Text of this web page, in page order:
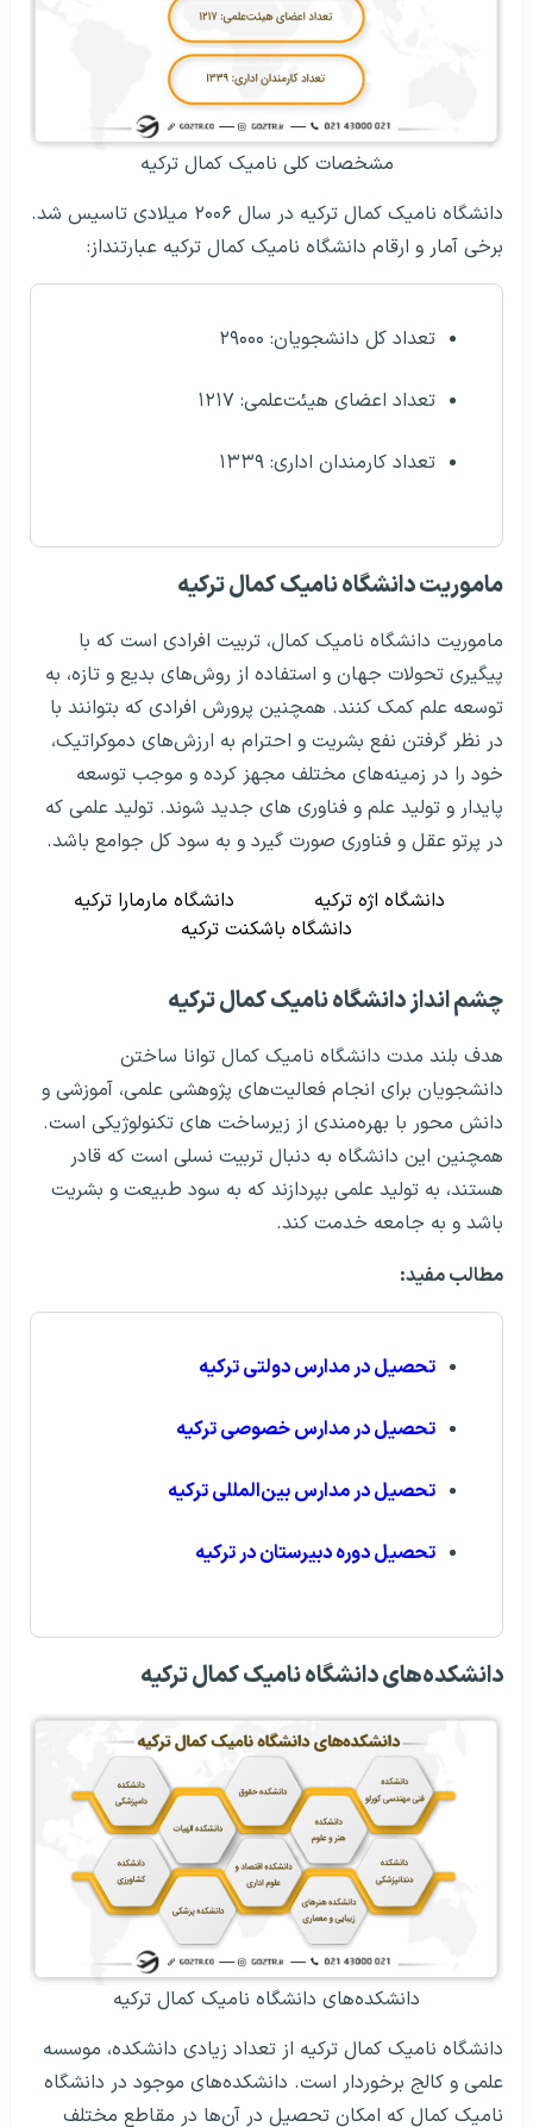
مشخصات کلی نامیک کمال ترکیه
دانشگاه نامیک کمال ترکیه در سال ۲۰۰۶ میلادی تاسیس شد.
برخی آمار و ارقام دانشگاه نامیک کمال ترکیه عبارتنداز:
تعداد کل دانشجویان: ۲۹۰۰۰
تعداد اعضای هیئت‌علمی: ۱۲۱۷
تعداد کارمندان اداری: ۱۳۳۹
ماموریت دانشگاه نامیک کمال‌ ترکیه
ماموریت دانشگاه نامیک کمال، تربیت افرادی است که با
پیگیری تحولات جهان و استفاده از روش‌های بدیع و تازه، به
توسعه علم کمک کنند. همچنین پرورش افرادی که بتوانند با
در نظر گرفتن نفع بشریت و احترام به ارزش‌های دموکراتیک،
خود را در زمینه‌های مختلف مجهز کرده و موجب توسعه
پایدار و تولید علم و فناوری های جدید شوند. تولید علمی که
در پرتو عقل و فناوری صورت گیرد و به سود کل جوامع باشد.
دانشگاه اژه ترکیه
دانشگاه مارمارا ترکیه
دانشگاه باشکنت ترکیه
چشم انداز دانشگاه نامیک کمال ترکیه
هدف بلند مدت دانشگاه نامیک کمال توانا ساختن
دانشجویان برای انجام فعالیت‌‌های پژوهشی علمی، آموزشی و
دانش محور با بهره‌مندی از زیرساخت های تکنولوژیکی است.
همچنین این دانشگاه به دنبال تربیت نسلی است که قادر
هستند، به تولید علمی بپردازند که به سود طبیعت و بشریت
باشد و به جامعه خدمت کند.
مطالب مفید:
تحصیل در مدارس دولتی ترکیه
تحصیل در مدارس خصوصی ترکیه
تحصیل در مدارس بین‌المللی ترکیه
تحصیل دوره دبیرستان در ترکیه
دانشکده‌های دانشگاه نامیک کمال ترکیه
دانشکده‌های دانشگاه نامیک کمال ترکیه
دانشگاه نامیک کمال ترکیه از تعداد زیادی دانشکده، موسسه
علمی و کالج برخوردار است. دانشکده‌های موجود در دانشگاه
نامیک کمال که امکان تحصیل در آن‌ها در مقاطع مختلف